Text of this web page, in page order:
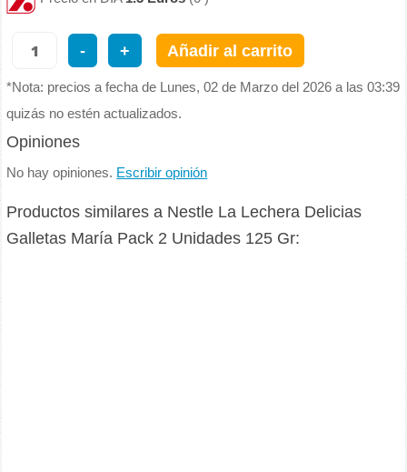
- + Añadir al carrito
*Nota: precios a fecha de Lunes, 02 de Marzo del 2026 a las 03:39
quizás no estén actualizados.
Opiniones
No hay opiniones. Escribir opinión
Productos similares a Nestle La Lechera Delicias
Galletas María Pack 2 Unidades 125 Gr: